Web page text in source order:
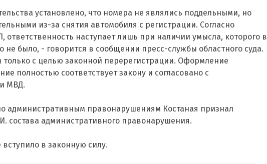
установлено, что номера не являлись поддельными, но
из-за снятия автомобиля с регистрации. Согласно
ответственность наступает лишь при наличии умысла, которого в
не было, - говорится в сообщении пресс-службы областного суда.
с целью законной перерегистрации. Оформление
полностью соответствует закону и согласовано с
МВД.
административным правонарушениям Костаная признал
состава административного правонарушения.
в законную силу.